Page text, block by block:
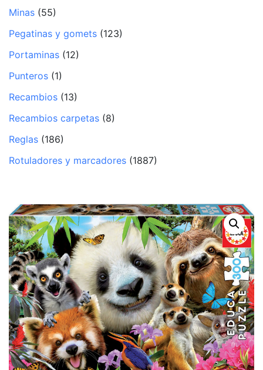
Minas (55)
Pegatinas y gomets (123)
Portaminas (12)
Punteros (1)
Recambios (13)
Recambios carpetas (8)
Reglas (186)
Rotuladores y marcadores (1887)